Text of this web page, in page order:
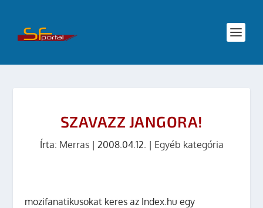
SZAVAZZ JANGORA!
Írta: Merras| 2008.04.12. | Egyéb kategória
mozifanatikusokat keres az Index.hu egy